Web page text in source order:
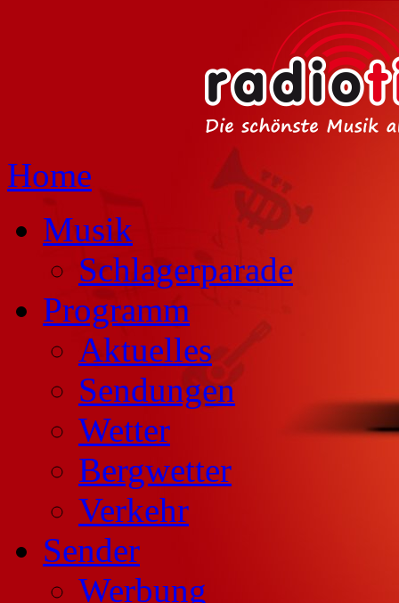
Home
Musik
Schlagerparade
Programm
Aktuelles
Sendungen
Wetter
Bergwetter
Verkehr
Sender
Werbung